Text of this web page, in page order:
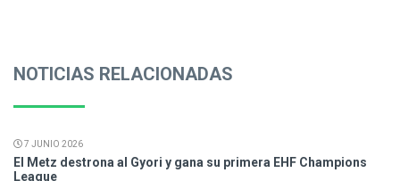
NOTICIAS RELACIONADAS
7 JUNIO 2026
El Metz destrona al Gyori y gana su primera EHF Champions
League